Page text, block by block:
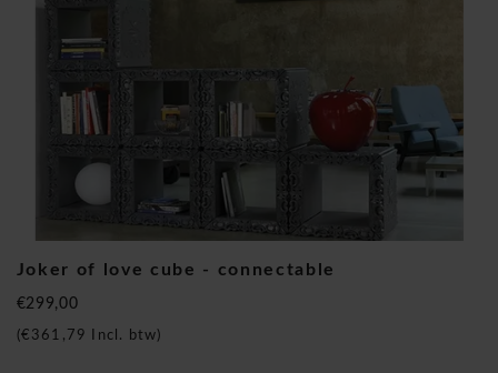
Joker of love cube - connectable
€299,00
€361,79 Incl. btw)